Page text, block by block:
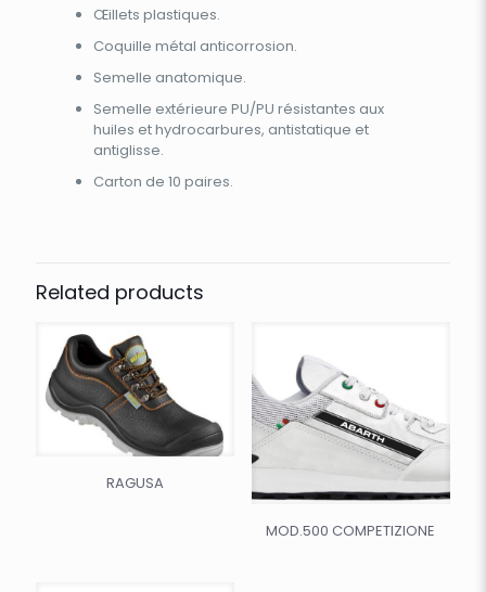
Œillets plastiques.
Coquille métal anticorrosion.
Semelle anatomique.
Semelle extérieure PU/PU résistantes aux
huiles et hydrocarbures, antistatique et
antiglisse.
Carton de 10 paires.
Related products
RAGUSA
MOD.500 COMPETIZIONE